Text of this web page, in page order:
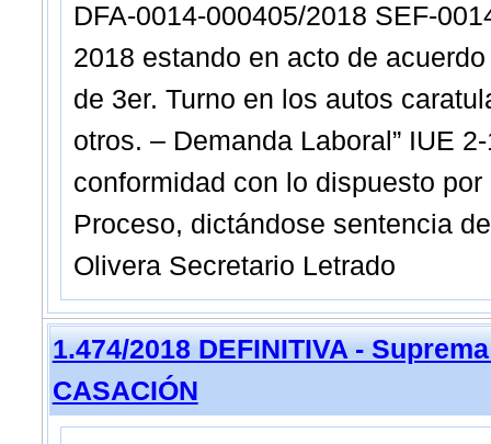
DFA-0014-000405/2018 SEF-
2018 estando en acto de
de 3er. Turno en los autos
otros. – Demanda Laboral” IUE
conformidad con lo dispuesto
Proceso, dictándose sentencia
Olivera Secretario Letrado
1.474/2018 DEFINITIVA -
CASACIÓN